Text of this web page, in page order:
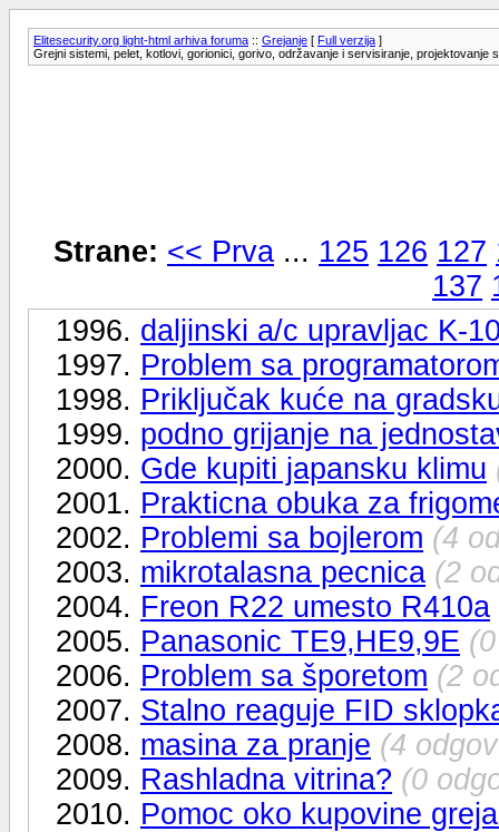
Elitesecurity.org light-html arhiva foruma :: Grejanje [ Full verzija ]
Grejni sistemi, pelet, kotlovi, gorionici, gorivo, održavanje i servisiranje, projektovanje
Strane: << Prva ... 125 126 127
137
1996. daljinski a/c upravljac K-
1997. Problem sa
1998. Priključak kuće na
1999. podno grijanje na
2000. Gde kupiti japansku klimu
2001. Prakticna obuka za
2002. Problemi sa bojlerom (4
2003. mikrotalasna pecnica (2
2004. Freon R22 umesto R410a
2005. Panasonic TE9,HE9,9E
2006. Problem sa šporetom (2
2007. Stalno reaguje FID
2008. masina za pranje (4
2009. Rashladna vitrina? (0
2010. Pomoc oko kupovine